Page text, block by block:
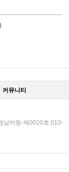
커뮤니티
남하동-제0020호 010-